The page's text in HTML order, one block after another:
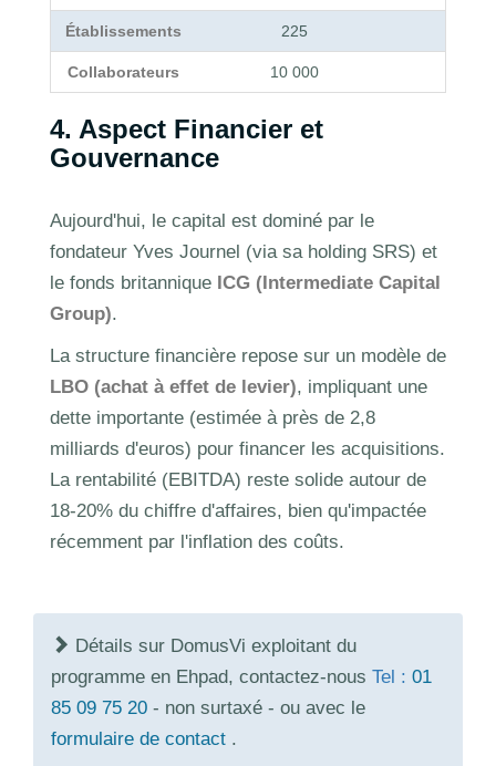
Établissements 225
Collaborateurs 10 000
4. Aspect Financier et
Gouvernance
Aujourd'hui, le capital est dominé par le
fondateur Yves Journel (via sa holding SRS) et
le fonds britannique ICG (Intermediate Capital
Group).
La structure financière repose sur un modèle de
LBO (achat à effet de levier), impliquant une
dette importante (estimée à près de 2,8
milliards d'euros) pour financer les acquisitions.
La rentabilité (EBITDA) reste solide autour de
18-20% du chiffre d'affaires, bien qu'impactée
récemment par l'inflation des coûts.
Détails sur DomusVi exploitant du
programme en Ehpad, contactez-nous Tel : 01
85 09 75 20 - non surtaxé - ou avec le
formulaire de contact .